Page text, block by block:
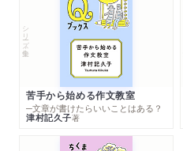
シリーズ・全集
苦手から始める作文教室
─文章が書けたらいいことはある？
津村記久子著